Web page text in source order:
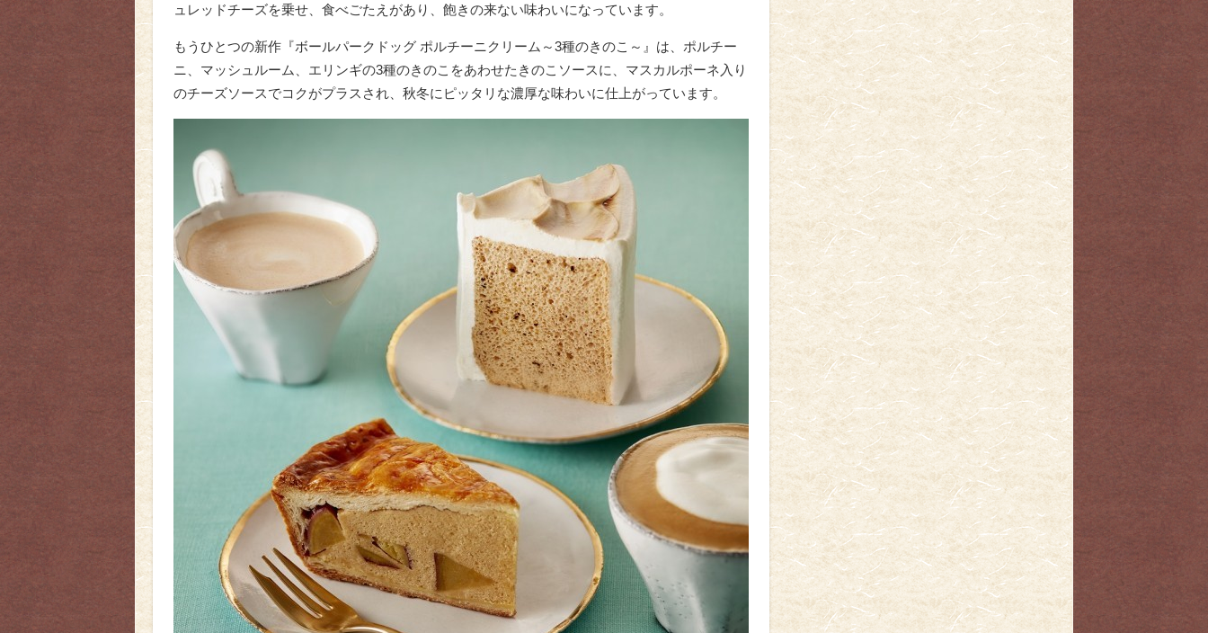
ュレッドチーズを乗せ、食べごたえがあり、飽きの来ない味わいになっています。
もうひとつの新作『ボールパークドッグ ポルチーニクリーム～3種のきのこ～』は、ポルチー
ニ、マッシュルーム、エリンギの3種のきのこをあわせたきのこソースに、マスカルポーネ入り
のチーズソースでコクがプラスされ、秋冬にピッタリな濃厚な味わいに仕上がっています。